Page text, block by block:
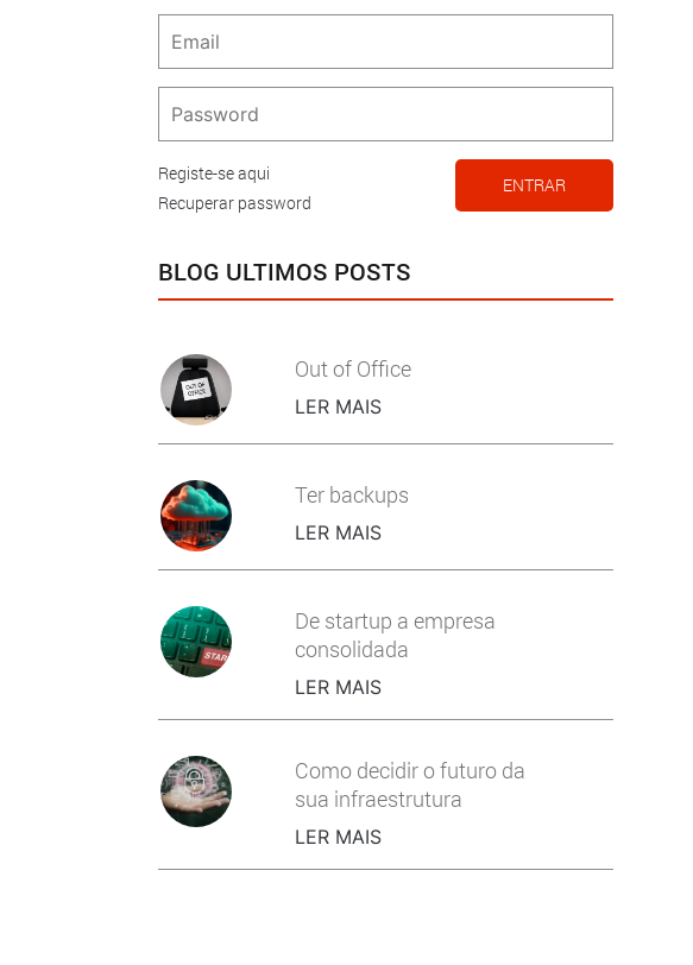
Registe-se aqui
Recuperar password
ENTRAR
BLOG ULTIMOS POSTS
Out of Office
LER MAIS
Ter backups
LER MAIS
De startup a empresa
consolidada
LER MAIS
Como decidir o futuro da
sua infraestrutura
LER MAIS